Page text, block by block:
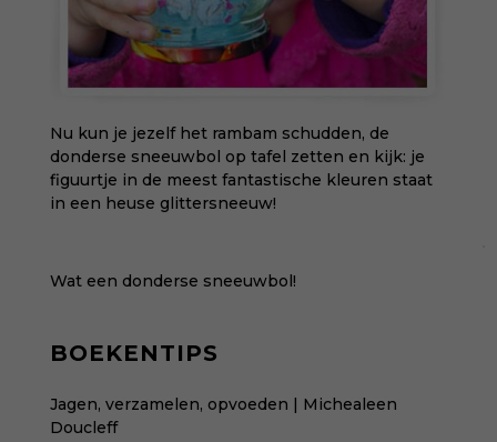
Nu kun je jezelf het rambam schudden, de
donderse sneeuwbol op tafel zetten en kijk: je
figuurtje in de meest fantastische kleuren staat
in een heuse glittersneeuw!
Wat een donderse sneeuwbol!
BOEKENTIPS
Jagen, verzamelen, opvoeden | Michealeen
Doucleff